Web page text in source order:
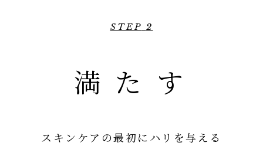
STEP 2
満たす
スキンケアの最初にハリを与える